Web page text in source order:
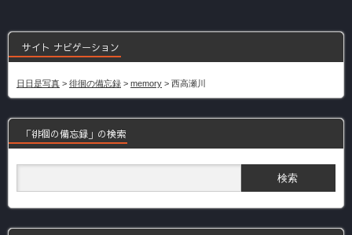
サイト ナビゲーション
日日是写真 > 徘徊の備忘録 > memory > 西高瀬川
「徘徊の備忘録」の検索